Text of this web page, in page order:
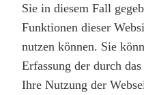
Sie in diesem Fall
Funktionen dieser
nutzen können. Sie
Erfassung der durch
Ihre Nutzung der